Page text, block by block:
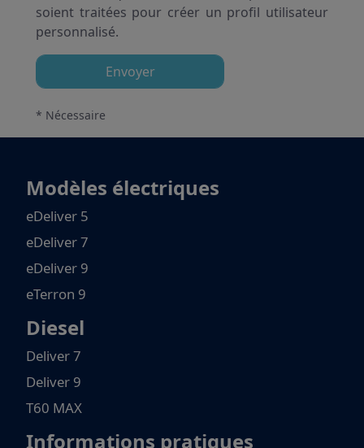
soient traitées pour créer un profil utilisateur
personnalisé.
Envoyer
* Nécessaire
Modèles électriques
eDeliver 5
eDeliver 7
eDeliver 9
eTerron 9
Diesel
Deliver 7
Deliver 9
T60 MAX
Informations pratiques